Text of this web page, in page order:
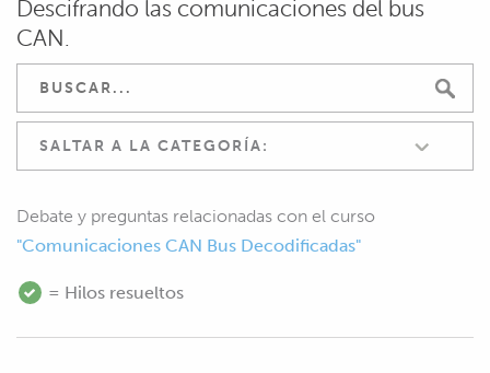
Descifrando las comunicaciones del bus
CAN.
SALTAR A LA CATEGORÍA:
Debate y preguntas relacionadas con el curso
"Comunicaciones CAN Bus Decodificadas"
= Hilos resueltos